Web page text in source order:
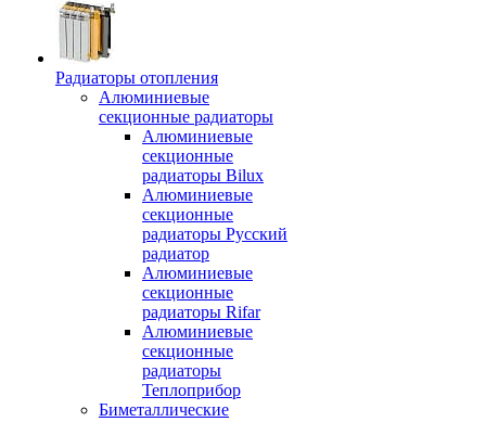
Радиаторы отопления
Алюминиевые
секционные радиаторы
Алюминиевые
секционные
радиаторы Bilux
Алюминиевые
секционные
радиаторы Русский
радиатор
Алюминиевые
секционные
радиаторы Rifar
Алюминиевые
секционные
радиаторы
Теплоприбор
Биметаллические